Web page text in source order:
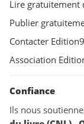
Lire gratuitement
Publier
Contacter
Association
Confiance
Ils nous